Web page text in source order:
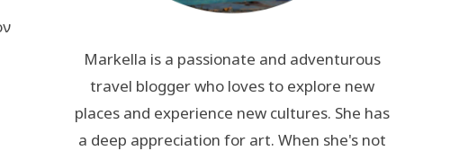
Markella is a passionate and adventurous
travel blogger who loves to explore new
places and experience new cultures. She has
a deep appreciation for art. When she's not